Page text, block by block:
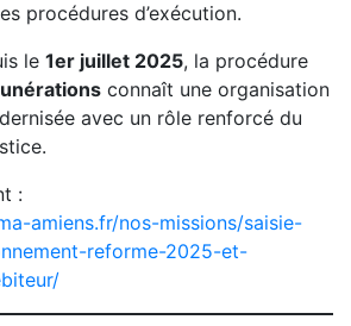
procédures d’exécution.
le 1er juillet 2025, la procédure
connaît une organisation
avec un rôle renforcé du
:
amiens.fr/nos-missions/saisie-
reforme-2025-et-